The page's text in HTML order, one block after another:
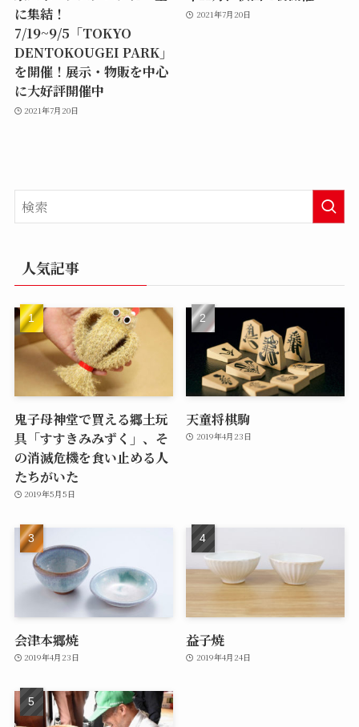
に集結！
7/19~9/5「TOKYO
DENTOKOUGEI PARK」
を開催！展示・物販を中心
に大好評開催中
2021年7月20日
2021年7月20日
人気記事
鬼子母神堂で買える郷土玩
具「すすきみみずく」、そ
の消滅危機を食い止める人
たちがいた
2019年5月5日
天童将棋駒
2019年4月23日
会津本郷焼
2019年4月23日
益子焼
2019年4月24日